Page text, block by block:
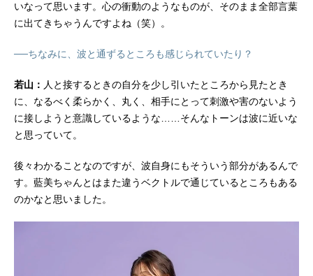
いなって思います。心の衝動のようなものが、そのまま全部言葉
に出てきちゃうんですよね（笑）。
──ちなみに、波と通ずるところも感じられていたり？
若山： 人と接するときの自分を少し引いたところから見たとき
に、なるべく柔らかく、丸く、相手にとって刺激や害のないよう
に接しようと意識しているような……そんなトーンは波に近いな
と思っていて。
後々わかることなのですが、波自身にもそういう部分があるんで
す。藍美ちゃんとはまた違うベクトルで通じているところもある
のかなと思いました。